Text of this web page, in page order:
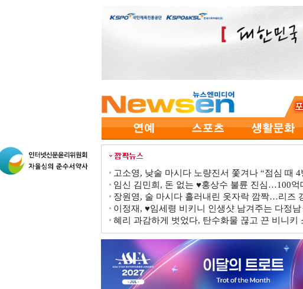
고소영, 낮술 마시다 노량진서 쫓겨나 “점심 때
임신 김민희, 돈 없는 ♥홍상수 불륜 진심…100억
장원영, 술 마시다 흘러내린 옷자락 깜짝…리즈
이정재, ♥임세령 비키니 인생샷 남겨주는 다정
혜리 과감하게 벗었다, 탄수화물 끊고 끈 비니키